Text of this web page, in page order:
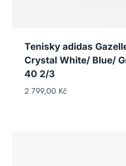
Tenisky adidas
Crystal White/ Blue/
40 2/3
2 799,00 Kč